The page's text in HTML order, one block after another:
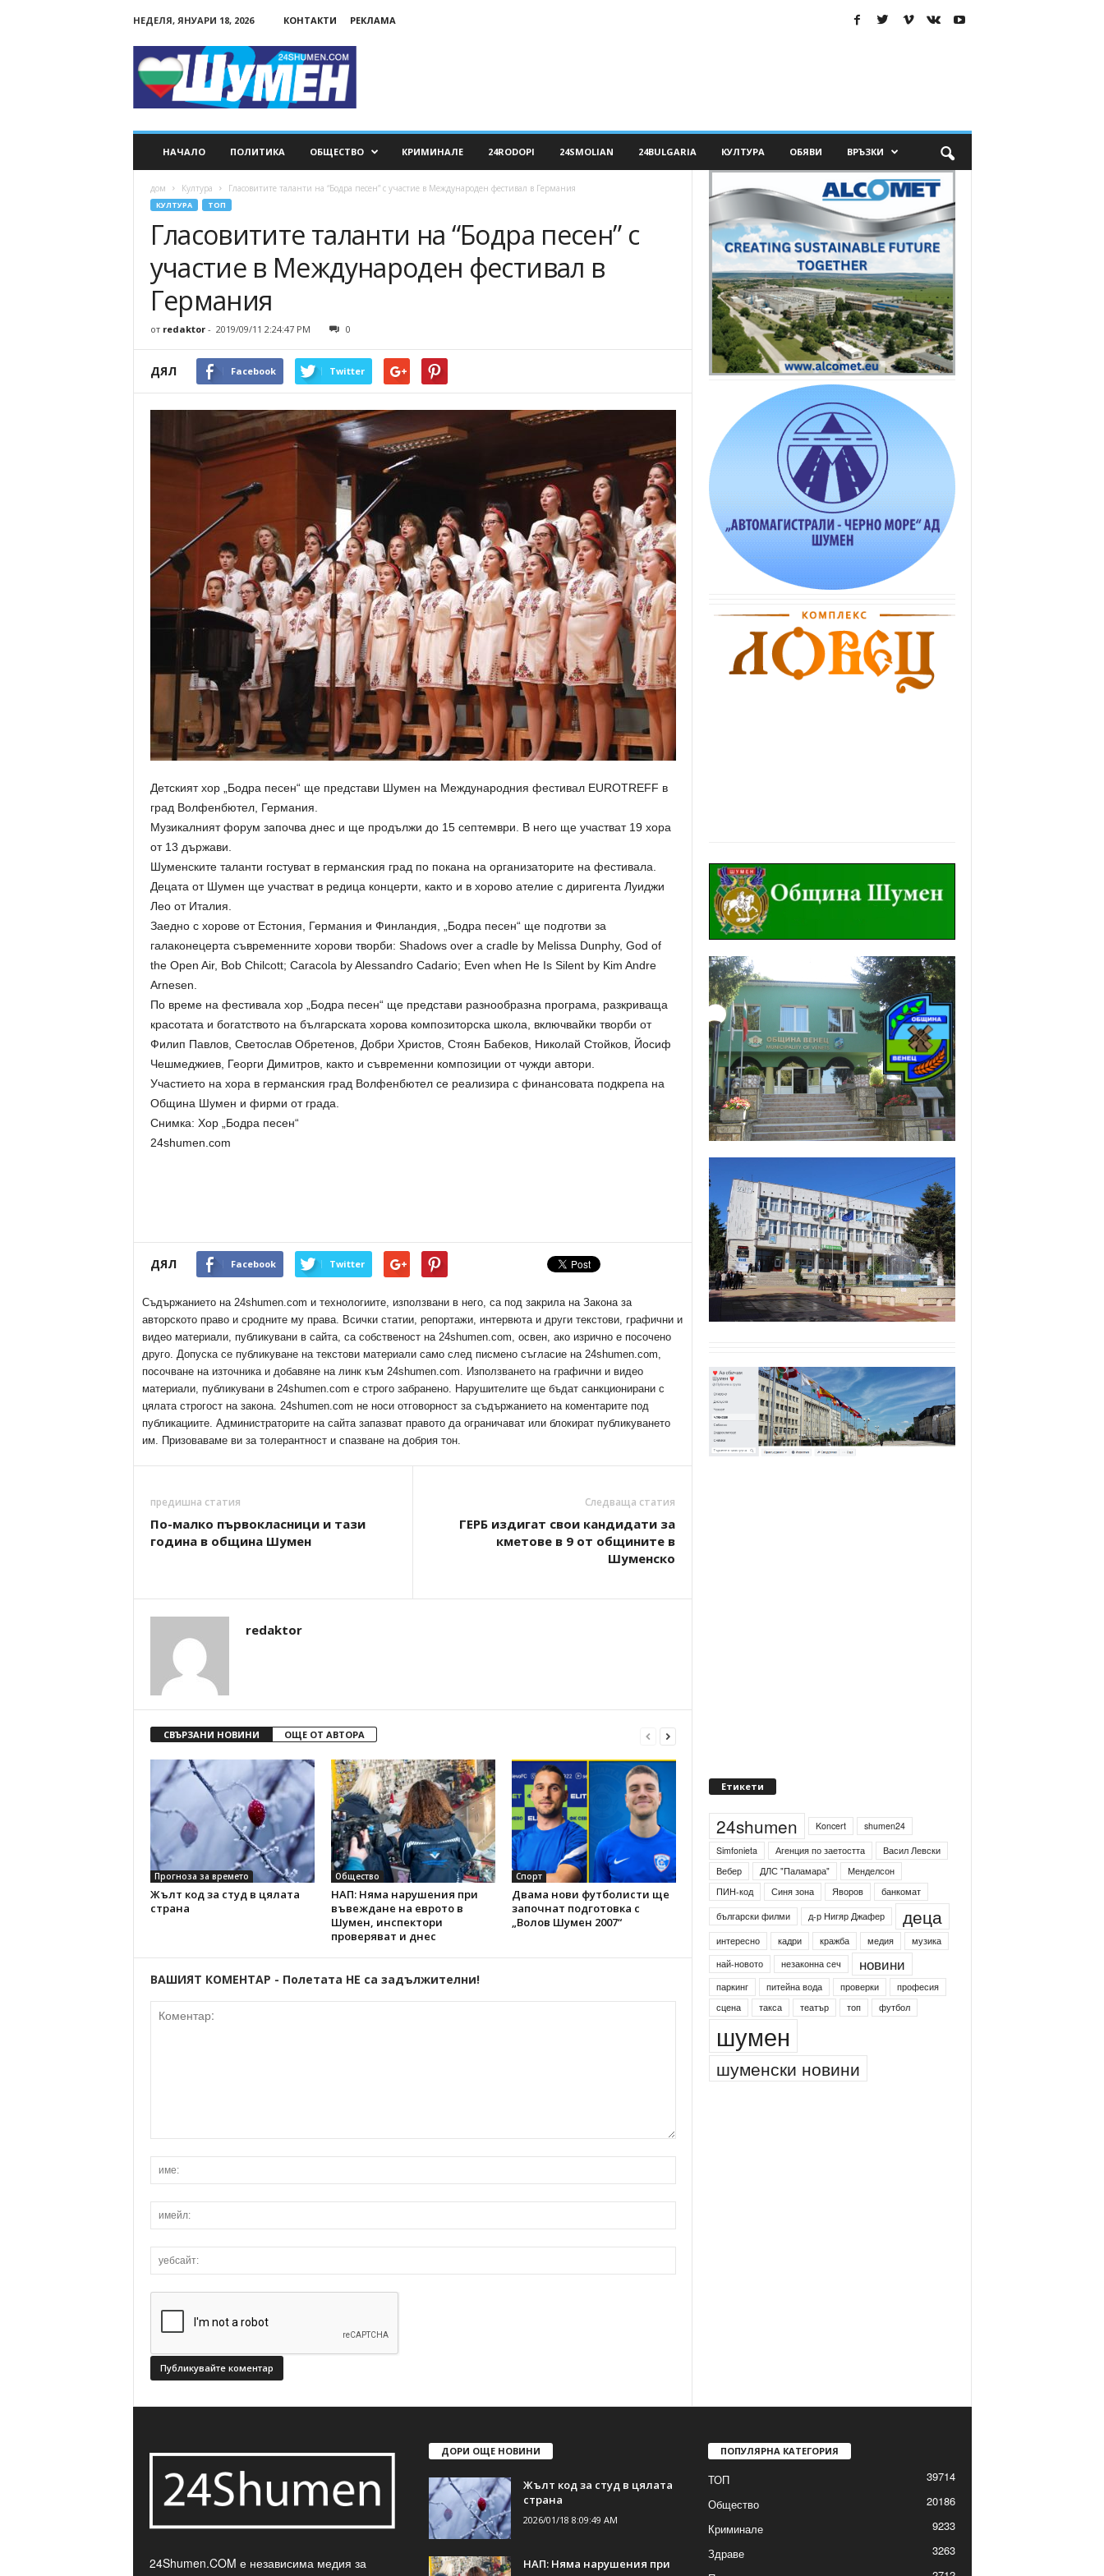
НЕДЕЛЯ, ЯНУАРИ 18, 2026 КОНТАКТИ РЕКЛАМА
НАЧАЛО ПОЛИТИКА ОБЩЕСТВО КРИМИНАЛЕ 24RODOPI 24SMOLIAN 24BULGARIA КУЛТУРА ОБЯВИ ВРЪЗКИ
дом Култура Гласовитите таланти на “Бодра песен” с участие в Международен фестивал в Германия
КУЛТУРА ТОП
Гласовитите таланти на “Бодра песен” с
участие в Международен фестивал в
Германия
от redaktor- 2019/09/11 2:24:47 PM 0
ДЯЛ Facebook Twitter
Детският хор „Бодра песен“ ще представи Шумен на Международния фестивал EUROTREFF в
град Волфенбютел, Германия.
Музикалният форум започва днес и ще продължи до 15 септември. В него ще участват 19 хора
от 13 държави.
Шуменските таланти гостуват в германския град по покана на организаторите на фестивала.
Децата от Шумен ще участват в редица концерти, както и в хорово ателие с диригента Луиджи
Лео от Италия.
Заедно с хорове от Естония, Германия и Финландия, „Бодра песен“ ще подготви за
галаконецерта съвременните хорови творби: Shadows over a cradle by Melissa Dunphy, God of
the Open Air, Bob Chilcott; Caracola by Alessandro Cadario; Even when He Is Silent by Kim Andre
Arnesen.
По време на фестивала хор „Бодра песен“ ще представи разнообразна програма, разкриваща
красотата и богатството на българската хорова композиторска школа, включвайки творби от
Филип Павлов, Светослав Обретенов, Добри Христов, Стоян Бабеков, Николай Стойков, Йосиф
Чешмеджиев, Георги Димитров, както и съвременни композиции от чужди автори.
Участието на хора в германския град Волфенбютел се реализира с финансовата подкрепа на
Община Шумен и фирми от града.
Снимка: Хор „Бодра песен“
24shumen.com
ДЯЛ Facebook Twitter
Съдържанието на 24shumen.com и технологиите, използвани в него, са под закрила на Закона за
авторското право и сродните му права. Всички статии, репортажи, интервюта и други текстови, графични и
видео материали, публикувани в сайта, са собственост на 24shumen.com, освен, ако изрично е посочено
друго. Допуска се публикуване на текстови материали само след писмено съгласие на 24shumen.com,
посочване на източника и добавяне на линк към 24shumen.com. Използването на графични и видео
материали, публикувани в 24shumen.com е строго забранено. Нарушителите ще бъдат санкционирани с
цялата строгост на закона. 24shumen.com не носи отговорност за съдържанието на коментарите под
публикациите. Администраторите на сайта запазват правото да ограничават или блокират публикуването
им. Призоваваме ви за толерантност и спазване на добрия тон.
предишна статия
По-малко първокласници и тази
година в община Шумен
Следваща статия
ГЕРБ издигат свои кандидати за
кметове в 9 от общините в
Шуменско
redaktor
СВЪРЗАНИ НОВИНИ ОЩЕ ОТ АВТОРА
Прогноза за времето
Жълт код за студ в цялата
страна
Общество
НАП: Няма нарушения при
въвеждане на еврото в
Шумен, инспектори
проверяват и днес
Спорт
Двама нови футболисти ще
започнат подготовка с
„Волов Шумен 2007“
ВАШИЯТ КОМЕНТАР - Полетата НЕ са задължителни!
Етикети
24shumen Koncert
shumen24
Simfonieta
Агенция по заетостта
Васил Левски
Вебер
ДЛС "Паламара"
Менделсон
ПИН-код
Синя зона Яворов
банкомат
български филми
д-р Нигяр Джафер деца
интересно кадри кражба медия
музика
най-новото
незаконна сеч новини
паркинг питейна вода проверки
професия
сцена
такса театър топ футбол
шумен
шуменски новини
24Shumen.COM е независима медия за
ДОРИ ОЩЕ НОВИНИ
Жълт код за студ в цялата
страна
2026/01/18 8:09:49 AM
НАП: Няма нарушения при
ПОПУЛЯРНА КАТЕГОРИЯ
ТОП
39714
Общество
20186
Криминале
9233
Здраве
3263